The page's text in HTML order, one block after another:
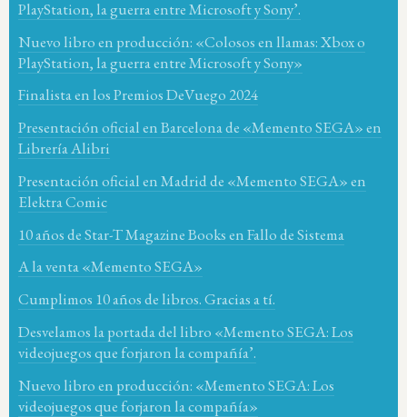
PlayStation, la guerra entre Microsoft y Sony’.
Nuevo libro en producción: «Colosos en llamas: Xbox o
PlayStation, la guerra entre Microsoft y Sony»
Finalista en los Premios DeVuego 2024
Presentación oficial en Barcelona de «Memento SEGA» en
Librería Alibri
Presentación oficial en Madrid de «Memento SEGA» en
Elektra Comic
10 años de Star-T Magazine Books en Fallo de Sistema
A la venta «Memento SEGA»
Cumplimos 10 años de libros. Gracias a tí.
Desvelamos la portada del libro «Memento SEGA: Los
videojuegos que forjaron la compañía’.
Nuevo libro en producción: «Memento SEGA: Los
videojuegos que forjaron la compañía»